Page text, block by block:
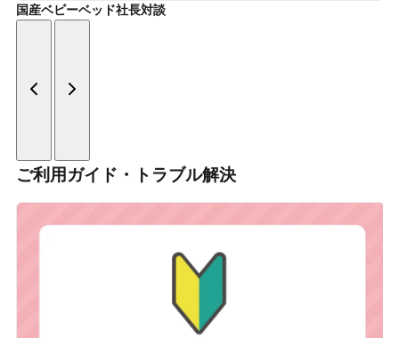
国産ベビーベッド社長対談
ご利用ガイド・トラブル解決